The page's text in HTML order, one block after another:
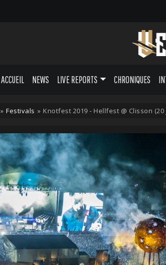
ACCUEIL NEWS LIVE REPORTS CHRONIQUES
» Festivals » Knotfest 2019 - Hellfest @ Clisson (20